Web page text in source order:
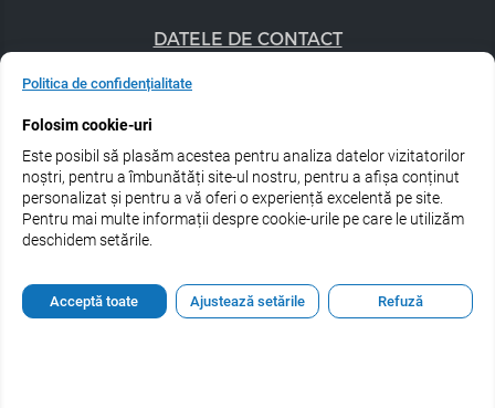
DATELE DE CONTACT
+40 747 056 359
Urmărește-ne pe rețele de socializare:
© 2026 Estel Professional Romania
Politica de confidențialitate
Folosim cookie-uri
Este posibil să plasăm acestea pentru analiza datelor vizitatorilor
noștri, pentru a îmbunătăți site-ul nostru, pentru a afișa conținut
personalizat și pentru a vă oferi o experiență excelentă pe site.
Pentru mai multe informații despre cookie-urile pe care le utilizăm
deschidem setările.
Acceptă toate Ajustează setările Refuză